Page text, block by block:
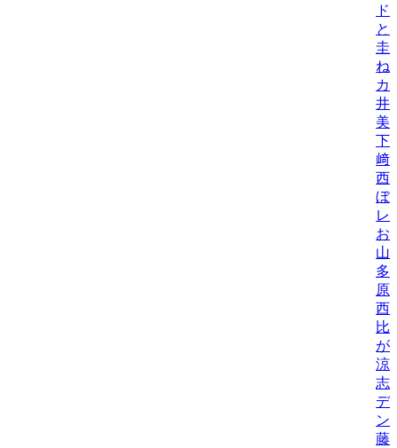
ド
と
圭/
ね
カ
井
美/
下
﨑
西
ぼ/
レ
お
山
多
原
西
比
が
涼/
志
デ
ン
藤